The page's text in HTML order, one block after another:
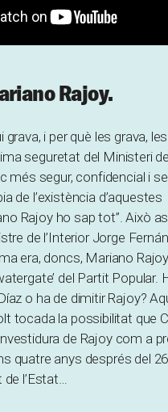
Rajoy.
grava, i per què les grava,
seguretat del Ministeri de
més segur, confidencial i
de l’existència d’aquestes
Rajoy ho sap tot”. Això
de l’Interior Jorge
era, doncs, Mariano
del Partit Popular.
o ha de dimitir Rajoy?
tocada la possibilitat que
de Rajoy com a
quatre anys després del
l’Estat…